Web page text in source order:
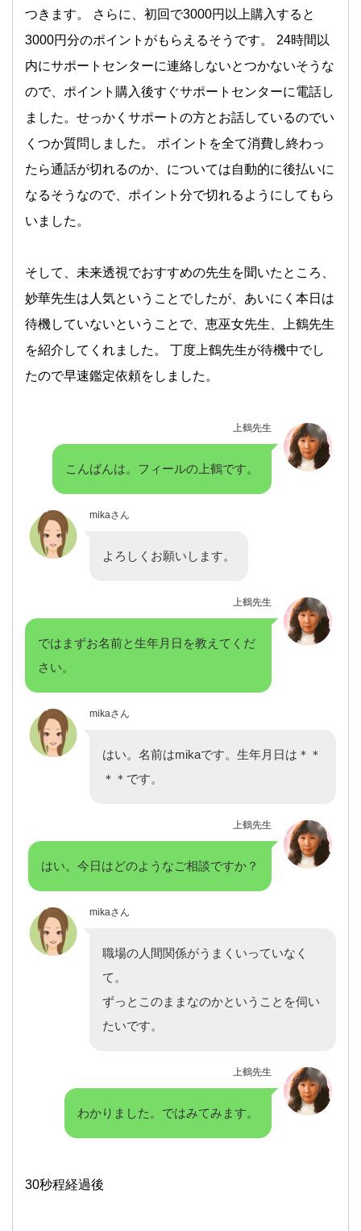
つきます。 さらに、初回で3000円以上購入すると
3000円分のポイントがもらえるそうです。 24時間以
内にサポートセンターに連絡しないとつかないそうな
ので、ポイント購入後すぐサポートセンターに電話し
ました。せっかくサポートの方とお話しているのでい
くつか質問しました。 ポイントを全て消費し終わっ
たら通話が切れるのか、については自動的に後払いに
なるそうなので、ポイント分で切れるようにしてもら
いました。
そして、未来透視でおすすめの先生を聞いたところ、
妙華先生は人気ということでしたが、あいにく本日は
待機していないということで、恵巫女先生、上鶴先生
を紹介してくれました。 丁度上鶴先生が待機中でし
たので早速鑑定依頼をしました。
上鶴先生
こんばんは。フィールの上鶴です。
mikaさん
よろしくお願いします。
上鶴先生
ではまずお名前と生年月日を教えてくだ
さい。
mikaさん
はい。名前はmikaです。生年月日は＊＊
＊＊です。
上鶴先生
はい。今日はどのようなご相談ですか？
mikaさん
職場の人間関係がうまくいっていなく
て。
ずっとこのままなのかということを伺い
たいです。
上鶴先生
わかりました。ではみてみます。
30秒程経過後